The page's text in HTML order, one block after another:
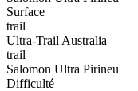
Surface
trail
Ultra-Trail Australia
trail
Salomon Ultra Pirineu
Difficulté